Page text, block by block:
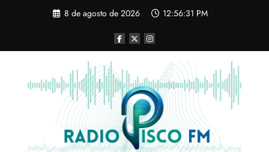
8 de agosto de 2026 12:56:31 PM